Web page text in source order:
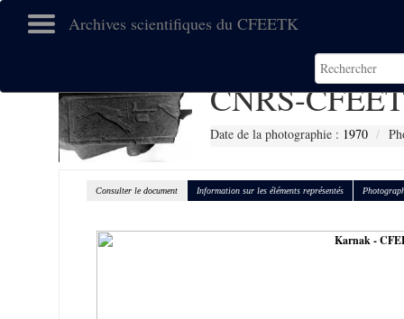
Archives scientifiques du CFEETK
CNRS-
Date de la photographie : 1970
Consulter le document Information sur les éléments représentés